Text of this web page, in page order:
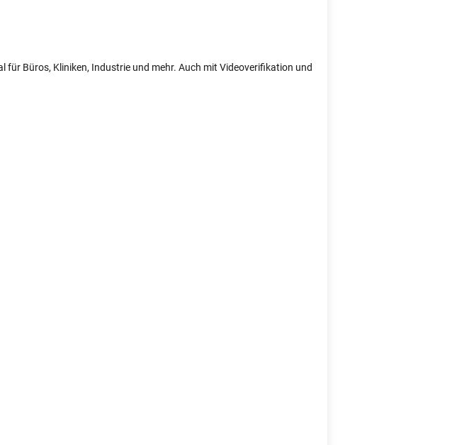
für Büros, Kliniken, Industrie und mehr. Auch mit Videoverifikation und